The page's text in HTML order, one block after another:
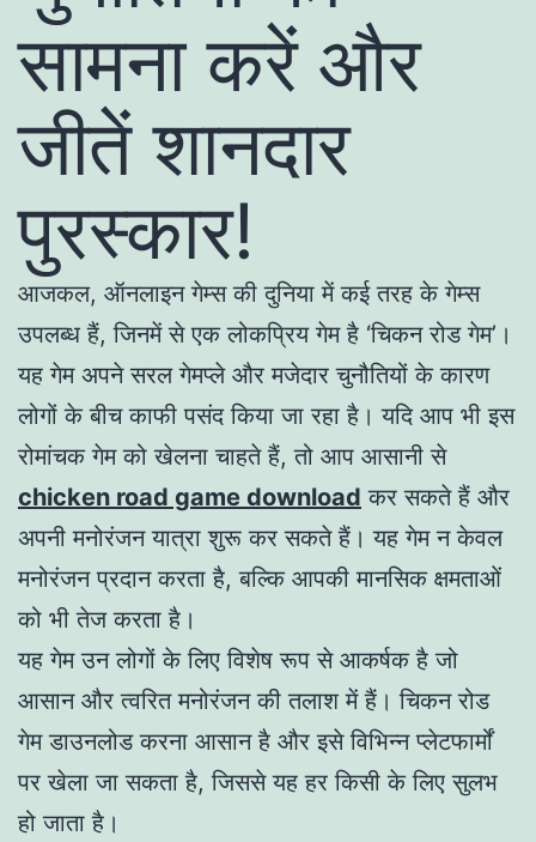
सामना करें और
जीतें शानदार
पुरस्कार!
आजकल, ऑनलाइन गेम्स की दुनिया में कई तरह के गेम्स
उपलब्ध हैं, जिनमें से एक लोकप्रिय गेम है ‘चिकन रोड गेम’।
यह गेम अपने सरल गेमप्ले और मजेदार चुनौतियों के कारण
लोगों के बीच काफी पसंद किया जा रहा है। यदि आप भी इस
रोमांचक गेम को खेलना चाहते हैं, तो आप आसानी से
chicken road game download कर सकते हैं और
अपनी मनोरंजन यात्रा शुरू कर सकते हैं। यह गेम न केवल
मनोरंजन प्रदान करता है, बल्कि आपकी मानसिक क्षमताओं
को भी तेज करता है।
यह गेम उन लोगों के लिए विशेष रूप से आकर्षक है जो
आसान और त्वरित मनोरंजन की तलाश में हैं। चिकन रोड
गेम डाउनलोड करना आसान है और इसे विभिन्न प्लेटफार्मों
पर खेला जा सकता है, जिससे यह हर किसी के लिए सुलभ
हो जाता है।